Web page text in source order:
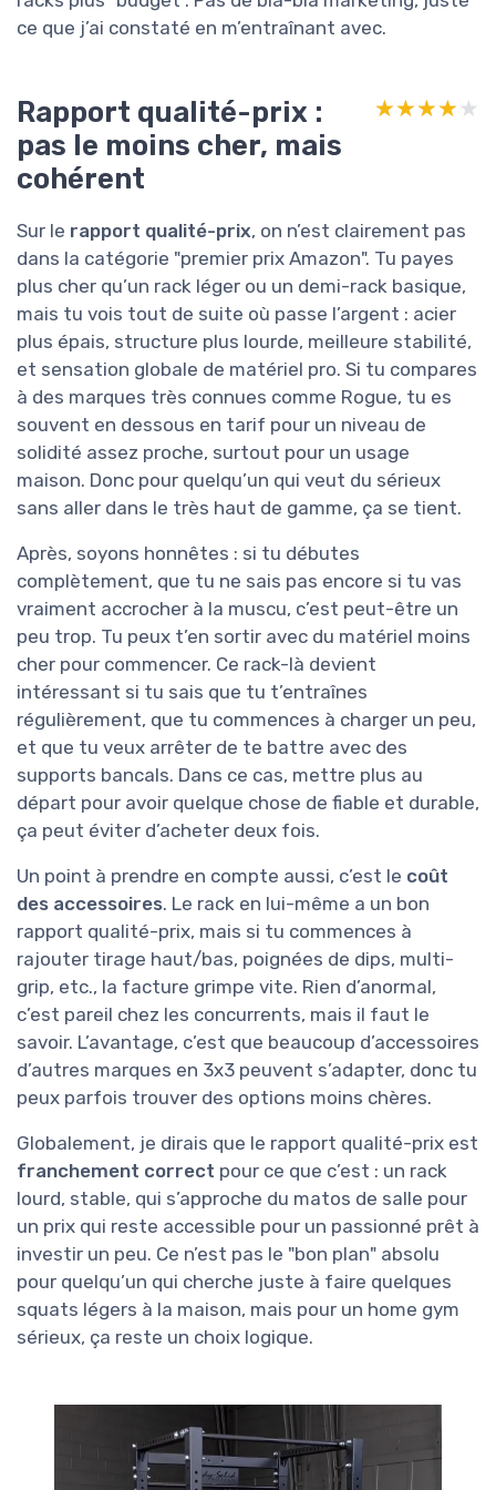
ce que j’ai constaté en m’entraînant avec.
Rapport qualité-prix :
pas le moins cher, mais
cohérent
★★★★★
★★★★★
Sur le rapport qualité-prix, on n’est clairement pas
dans la catégorie "premier prix Amazon". Tu payes
plus cher qu’un rack léger ou un demi-rack basique,
mais tu vois tout de suite où passe l’argent : acier
plus épais, structure plus lourde, meilleure stabilité,
et sensation globale de matériel pro. Si tu compares
à des marques très connues comme Rogue, tu es
souvent en dessous en tarif pour un niveau de
solidité assez proche, surtout pour un usage
maison. Donc pour quelqu’un qui veut du sérieux
sans aller dans le très haut de gamme, ça se tient.
Après, soyons honnêtes : si tu débutes
complètement, que tu ne sais pas encore si tu vas
vraiment accrocher à la muscu, c’est peut-être un
peu trop. Tu peux t’en sortir avec du matériel moins
cher pour commencer. Ce rack-là devient
intéressant si tu sais que tu t’entraînes
régulièrement, que tu commences à charger un peu,
et que tu veux arrêter de te battre avec des
supports bancals. Dans ce cas, mettre plus au
départ pour avoir quelque chose de fiable et durable,
ça peut éviter d’acheter deux fois.
Un point à prendre en compte aussi, c’est le coût
des accessoires. Le rack en lui-même a un bon
rapport qualité-prix, mais si tu commences à
rajouter tirage haut/bas, poignées de dips, multi-
grip, etc., la facture grimpe vite. Rien d’anormal,
c’est pareil chez les concurrents, mais il faut le
savoir. L’avantage, c’est que beaucoup d’accessoires
d’autres marques en 3x3 peuvent s’adapter, donc tu
peux parfois trouver des options moins chères.
Globalement, je dirais que le rapport qualité-prix est
franchement correct pour ce que c’est : un rack
lourd, stable, qui s’approche du matos de salle pour
un prix qui reste accessible pour un passionné prêt à
investir un peu. Ce n’est pas le "bon plan" absolu
pour quelqu’un qui cherche juste à faire quelques
squats légers à la maison, mais pour un home gym
sérieux, ça reste un choix logique.